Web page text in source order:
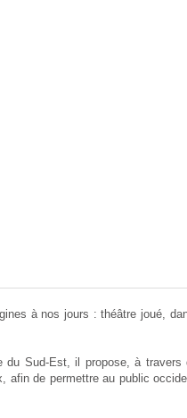
à nos jours : théâtre joué,
Sud-Est, il propose, à
de permettre au public